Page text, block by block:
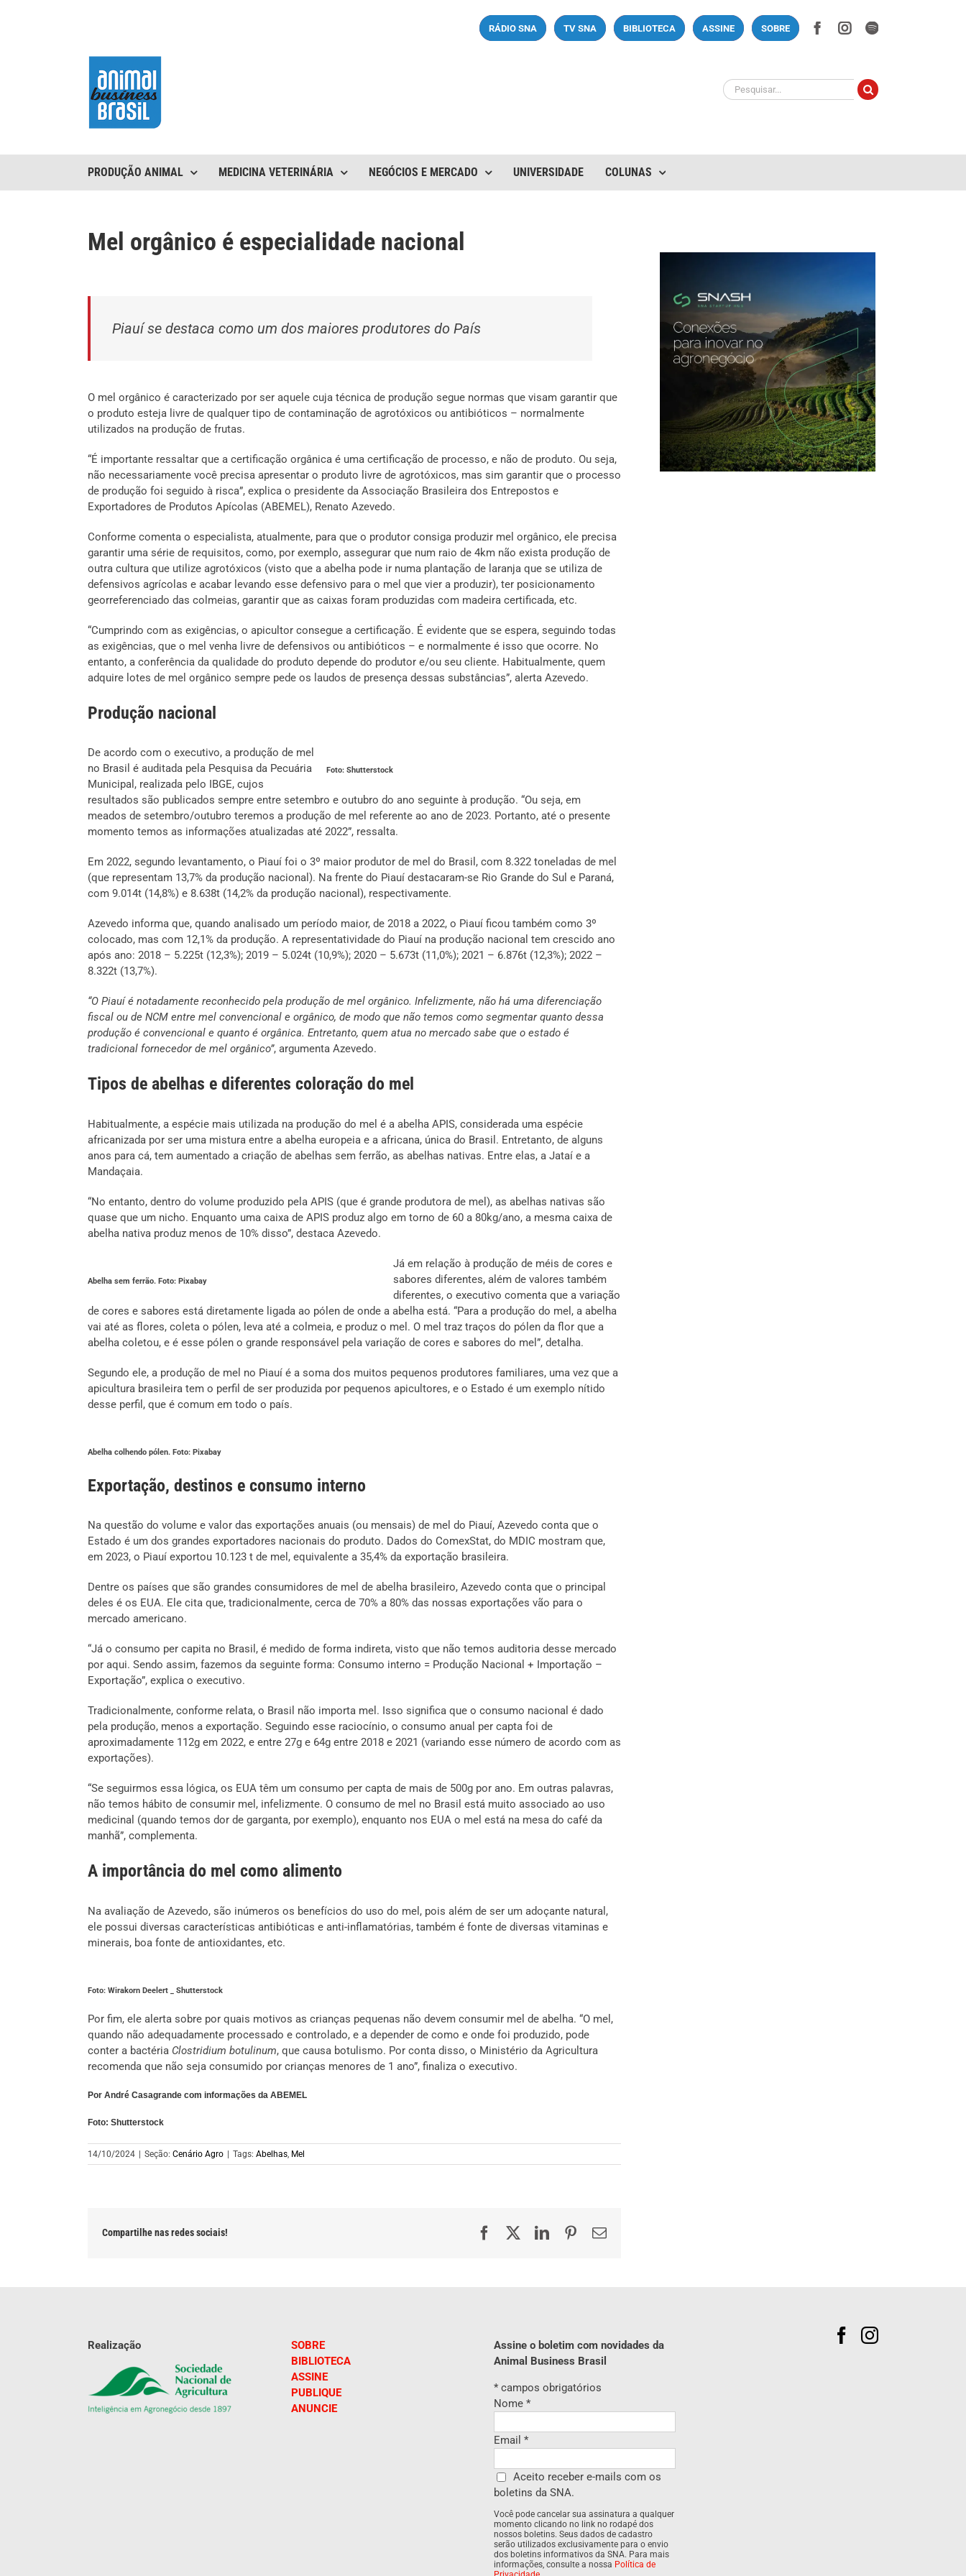
RÁDIO SNA TV SNA BIBLIOTECA ASSINE SOBRE Facebook
Instagram
Spotify
Buscar
resultados
PRODUÇÃO ANIMAL MEDICINA VETERINÁRIA NEGÓCIOS E MERCADO UNIVERSIDADE COLUNAS
Mel orgânico é especialidade nacional
Piauí se destaca como um dos maiores produtores do País
O mel orgânico é caracterizado por ser aquele cuja técnica de produção segue normas que visam garantir que
o produto esteja livre de qualquer tipo de contaminação de agrotóxicos ou antibióticos – normalmente
utilizados na produção de frutas.
“É importante ressaltar que a certificação orgânica é uma certificação de processo, e não de produto. Ou seja,
não necessariamente você precisa apresentar o produto livre de agrotóxicos, mas sim garantir que o processo
de produção foi seguido à risca”, explica o presidente da Associação Brasileira dos Entrepostos e
Exportadores de Produtos Apícolas (ABEMEL), Renato Azevedo.
Conforme comenta o especialista, atualmente, para que o produtor consiga produzir mel orgânico, ele precisa
garantir uma série de requisitos, como, por exemplo, assegurar que num raio de 4km não exista produção de
outra cultura que utilize agrotóxicos (visto que a abelha pode ir numa plantação de laranja que se utiliza de
defensivos agrícolas e acabar levando esse defensivo para o mel que vier a produzir), ter posicionamento
georreferenciado das colmeias, garantir que as caixas foram produzidas com madeira certificada, etc.
“Cumprindo com as exigências, o apicultor consegue a certificação. É evidente que se espera, seguindo todas
as exigências, que o mel venha livre de defensivos ou antibióticos – e normalmente é isso que ocorre. No
entanto, a conferência da qualidade do produto depende do produtor e/ou seu cliente. Habitualmente, quem
adquire lotes de mel orgânico sempre pede os laudos de presença dessas substâncias”, alerta Azevedo.
Produção nacional
Foto: Shutterstock
De acordo com o executivo, a produção de mel
no Brasil é auditada pela Pesquisa da Pecuária
Municipal, realizada pelo IBGE, cujos
resultados são publicados sempre entre setembro e outubro do ano seguinte à produção. “Ou seja, em
meados de setembro/outubro teremos a produção de mel referente ao ano de 2023. Portanto, até o presente
momento temos as informações atualizadas até 2022”, ressalta.
Em 2022, segundo levantamento, o Piauí foi o 3º maior produtor de mel do Brasil, com 8.322 toneladas de mel
(que representam 13,7% da produção nacional). Na frente do Piauí destacaram-se Rio Grande do Sul e Paraná,
com 9.014t (14,8%) e 8.638t (14,2% da produção nacional), respectivamente.
Azevedo informa que, quando analisado um período maior, de 2018 a 2022, o Piauí ficou também como 3º
colocado, mas com 12,1% da produção. A representatividade do Piauí na produção nacional tem crescido ano
após ano: 2018 – 5.225t (12,3%); 2019 – 5.024t (10,9%); 2020 – 5.673t (11,0%); 2021 – 6.876t (12,3%); 2022 –
8.322t (13,7%).
“O Piauí é notadamente reconhecido pela produção de mel orgânico. Infelizmente, não há uma diferenciação
fiscal ou de NCM entre mel convencional e orgânico, de modo que não temos como segmentar quanto dessa
produção é convencional e quanto é orgânica. Entretanto, quem atua no mercado sabe que o estado é
tradicional fornecedor de mel orgânico”, argumenta Azevedo.
Tipos de abelhas e diferentes coloração do mel
Habitualmente, a espécie mais utilizada na produção do mel é a abelha APIS, considerada uma espécie
africanizada por ser uma mistura entre a abelha europeia e a africana, única do Brasil. Entretanto, de alguns
anos para cá, tem aumentado a criação de abelhas sem ferrão, as abelhas nativas. Entre elas, a Jataí e a
Mandaçaia.
“No entanto, dentro do volume produzido pela APIS (que é grande produtora de mel), as abelhas nativas são
quase que um nicho. Enquanto uma caixa de APIS produz algo em torno de 60 a 80kg/ano, a mesma caixa de
abelha nativa produz menos de 10% disso”, destaca Azevedo.
Abelha sem ferrão. Foto: Pixabay
Já em relação à produção de méis de cores e
sabores diferentes, além de valores também
diferentes, o executivo comenta que a variação
de cores e sabores está diretamente ligada ao pólen de onde a abelha está. “Para a produção do mel, a abelha
vai até as flores, coleta o pólen, leva até a colmeia, e produz o mel. O mel traz traços do pólen da flor que a
abelha coletou, e é esse pólen o grande responsável pela variação de cores e sabores do mel”, detalha.
Segundo ele, a produção de mel no Piauí é a soma dos muitos pequenos produtores familiares, uma vez que a
apicultura brasileira tem o perfil de ser produzida por pequenos apicultores, e o Estado é um exemplo nítido
desse perfil, que é comum em todo o país.
Abelha colhendo pólen. Foto: Pixabay
Exportação, destinos e consumo interno
Na questão do volume e valor das exportações anuais (ou mensais) de mel do Piauí, Azevedo conta que o
Estado é um dos grandes exportadores nacionais do produto. Dados do ComexStat, do MDIC mostram que,
em 2023, o Piauí exportou 10.123 t de mel, equivalente a 35,4% da exportação brasileira.
Dentre os países que são grandes consumidores de mel de abelha brasileiro, Azevedo conta que o principal
deles é os EUA. Ele cita que, tradicionalmente, cerca de 70% a 80% das nossas exportações vão para o
mercado americano.
“Já o consumo per capita no Brasil, é medido de forma indireta, visto que não temos auditoria desse mercado
por aqui. Sendo assim, fazemos da seguinte forma: Consumo interno = Produção Nacional + Importação –
Exportação”, explica o executivo.
Tradicionalmente, conforme relata, o Brasil não importa mel. Isso significa que o consumo nacional é dado
pela produção, menos a exportação. Seguindo esse raciocínio, o consumo anual per capta foi de
aproximadamente 112g em 2022, e entre 27g e 64g entre 2018 e 2021 (variando esse número de acordo com as
exportações).
“Se seguirmos essa lógica, os EUA têm um consumo per capta de mais de 500g por ano. Em outras palavras,
não temos hábito de consumir mel, infelizmente. O consumo de mel no Brasil está muito associado ao uso
medicinal (quando temos dor de garganta, por exemplo), enquanto nos EUA o mel está na mesa do café da
manhã”, complementa.
A importância do mel como alimento
Na avaliação de Azevedo, são inúmeros os benefícios do uso do mel, pois além de ser um adoçante natural,
ele possui diversas características antibióticas e anti-inflamatórias, também é fonte de diversas vitaminas e
minerais, boa fonte de antioxidantes, etc.
Foto: Wirakorn Deelert _ Shutterstock
Por fim, ele alerta sobre por quais motivos as crianças pequenas não devem consumir mel de abelha. “O mel,
quando não adequadamente processado e controlado, e a depender de como e onde foi produzido, pode
conter a bactéria Clostridium botulinum, que causa botulismo. Por conta disso, o Ministério da Agricultura
recomenda que não seja consumido por crianças menores de 1 ano”, finaliza o executivo.
Por André Casagrande com informações da ABEMEL
Foto: Shutterstock
14/10/2024 | Seção: Cenário Agro | Tags: Abelhas Mel
Compartilhe nas redes sociais! FacebookLinkedInPinterest
E-
Realização
SOBRE
BIBLIOTECA
ASSINE
PUBLIQUE
ANUNCIE
Assine o boletim com novidades da
Animal Business Brasil
* campos obrigatórios
Nome *
Email *
Aceito receber e-mails com os
boletins da SNA.
Você pode cancelar sua assinatura a qualquer
momento clicando no link no rodapé dos
nossos boletins. Seus dados de cadastro
serão utilizados exclusivamente para o envio
dos boletins informativos da SNA. Para mais
informações, consulte a nossa Política de